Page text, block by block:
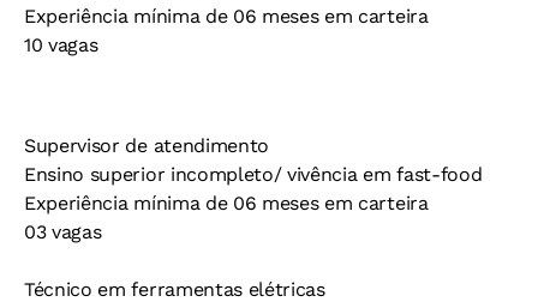
Experiência mínima de 06 meses em carteira
10 vagas
Supervisor de atendimento
Ensino superior incompleto/ vivência em fast-food
Experiência mínima de 06 meses em carteira
03 vagas
Técnico em ferramentas elétricas